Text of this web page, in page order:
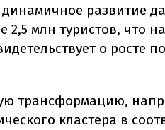
развитие
2,5 млн туристов, что
о росте
трансформацию,
кластера в